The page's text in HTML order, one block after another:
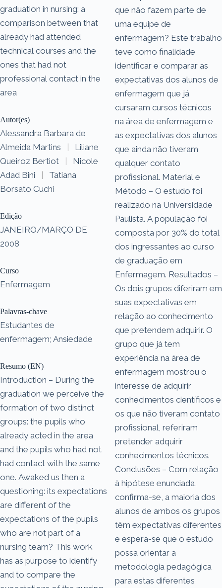
graduation in nursing: a
comparison between that
already had attended
technical courses and the
ones that had not
professional contact in the
area
Autor(es)
Alessandra Barbara de
Almeida Martins
|
Liliane
Queiroz Bertiot
|
Nicole
Adad Bini
|
Tatiana
Borsato Cuchi
Edição
JANEIRO/MARÇO DE
2008
Curso
Enfermagem
Palavras-chave
Estudantes de
enfermagem; Ansiedade
Resumo (EN)
Introduction – During the
graduation we perceive the
formation of two distinct
groups: the pupils who
already acted in the area
and the pupils who had not
had contact with the same
one. Awaked us then a
questioning: its expectations
are different of the
expectations of the pupils
who are not part of a
nursing team? This work
has as purpose to identify
and to compare the
que não fazem parte de
uma equipe de
enfermagem? Este trabalho
teve como finalidade
identificar e comparar as
expectativas dos alunos de
enfermagem que já
cursaram cursos técnicos
na área de enfermagem e
as expectativas dos alunos
que ainda não tiveram
qualquer contato
profissional. Material e
Método – O estudo foi
realizado na Universidade
Paulista. A população foi
composta por 30% do total
dos ingressantes ao curso
de graduação em
Enfermagem. Resultados –
Os dois grupos diferiram em
suas expectativas em
relação ao conhecimento
que pretendem adquirir. O
grupo que já tem
experiência na área de
enfermagem mostrou o
interesse de adquirir
conhecimentos científicos e
os que não tiveram contato
profissional, referiram
pretender adquirir
conhecimentos técnicos.
Conclusões – Com relação
à hipótese enunciada,
confirma-se, a maioria dos
alunos de ambos os grupos
têm expectativas diferentes
e espera-se que o estudo
possa orientar a
metodologia pedagógica
para estas diferentes